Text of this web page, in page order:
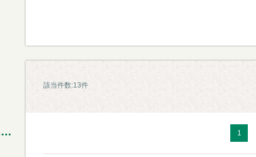
該当件数:13件
1